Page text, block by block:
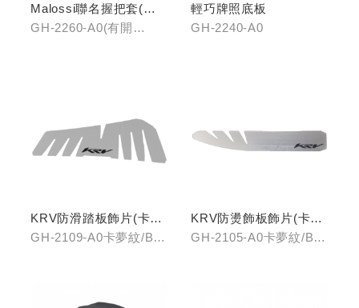
Malossi聯名握把套(有
開口)/(無開口)
GH-2260-A0(有開
輕巧牌照底板
GH-2240-A0
KRV防滑踏板飾片(卡夢
紋/金屬髮絲)
GH-2109-A0卡夢紋/B0
KRV防燙飾板飾片(卡夢
紋/金屬髮絲)
GH-2105-A0卡夢紋/B0